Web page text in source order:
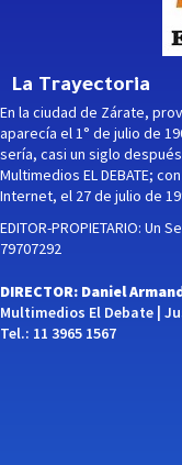
La Trayectoria
En la ciudad de Zárate,
aparecía el 1° de julio de
sería, casi un siglo
Multimedios EL DEBATE;
Internet, el 27 de julio de
EDITOR-PROPIETARIO: Un
79707292
DIRECTOR: Daniel
Multimedios El Debate |
Tel.: 11 3965 1567